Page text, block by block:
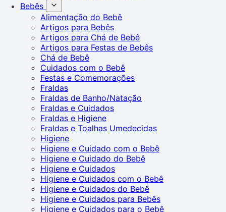
Bebês
Alimentação do Bebê
Artigos para Bebês
Artigos para Chá de Bebê
Artigos para Festas de Bebês
Chá de Bebê
Cuidados com o Bebê
Festas e Comemorações
Fraldas
Fraldas de Banho/Natação
Fraldas e Cuidados
Fraldas e Higiene
Fraldas e Toalhas Umedecidas
Higiene
Higiene e Cuidado com o Bebê
Higiene e Cuidado do Bebê
Higiene e Cuidados
Higiene e Cuidados com o Bebê
Higiene e Cuidados do Bebê
Higiene e Cuidados para Bebês
Higiene e Cuidados para o Bebê